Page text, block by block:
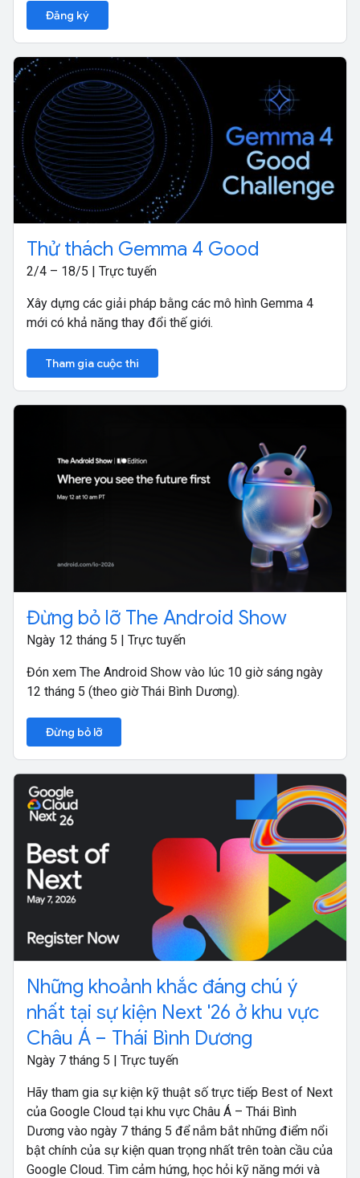
Đăng ký
Thử thách Gemma 4 Good
2/4 – 18/5 | Trực tuyến
Xây dựng các giải pháp bằng các mô hình Gemma 4
mới có khả năng thay đổi thế giới.
Tham gia cuộc thi
Đừng bỏ lỡ The Android Show
Ngày 12 tháng 5 | Trực tuyến
Đón xem The Android Show vào lúc 10 giờ sáng ngày
12 tháng 5 (theo giờ Thái Bình Dương).
Đừng bỏ lỡ
Những khoảnh khắc đáng chú ý
nhất tại sự kiện Next '26 ở khu vực
Châu Á – Thái Bình Dương
Ngày 7 tháng 5 | Trực tuyến
Hãy tham gia sự kiện kỹ thuật số trực tiếp Best of Next
của Google Cloud tại khu vực Châu Á – Thái Bình
Dương vào ngày 7 tháng 5 để nắm bắt những điểm nổi
bật chính của sự kiện quan trọng nhất trên toàn cầu của
Google Cloud. Tìm cảm hứng, học hỏi kỹ năng mới và